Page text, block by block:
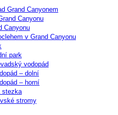
Grand Canyonem
Canyonu
Canyonu
v Grand Canyonu
park
vodopád
– dolní
– horní
stezka
stromy